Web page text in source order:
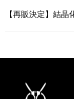
【再販決定】結晶